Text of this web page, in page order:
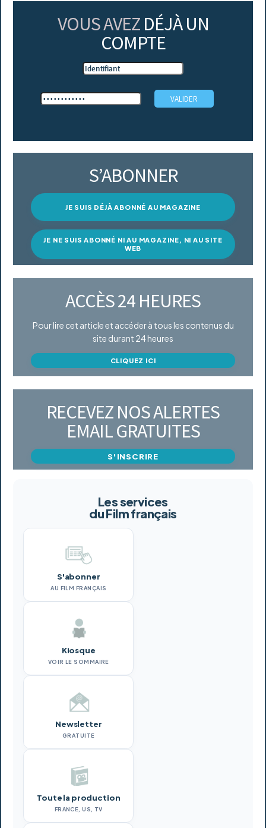
VOUS AVEZ DÉJÀ UN
COMPTE
S’ABONNER
JE SUIS DÉJÀ ABONNÉ AU MAGAZINE
JE NE SUIS ABONNÉ NI AU MAGAZINE, NI AU SITE
WEB
ACCÈS 24 HEURES
Pour lire cet article et accéder à tous les contenus du
site durant 24 heures
CLIQUEZ ICI
RECEVEZ NOS ALERTES
EMAIL GRATUITES
S'INSCRIRE
Les services
du Film français
S'abonner
AU FILM FRANÇAIS
Kiosque
VOIR LE SOMMAIRE
Newsletter
GRATUITE
Toute la production
FRANCE, US, TV